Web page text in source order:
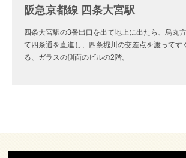
阪急京都線 四条大宮駅
四条大宮駅の3番出口を出て地上に出たら、烏丸
て四条通を直進し、四条堀川の交差点を渡ってす
る、ガラスの側面のビルの2階。